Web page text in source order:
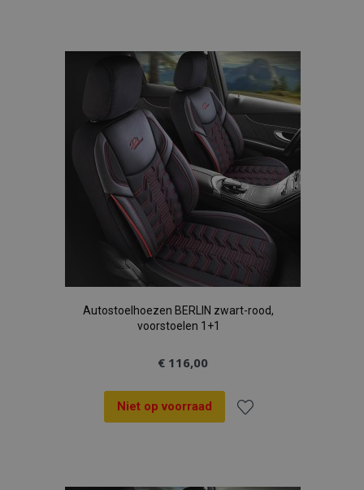
aan
verlanglijst
Autostoelhoezen BERLIN zwart-rood,
voorstoelen 1+1
€ 116,00
Niet op voorraad